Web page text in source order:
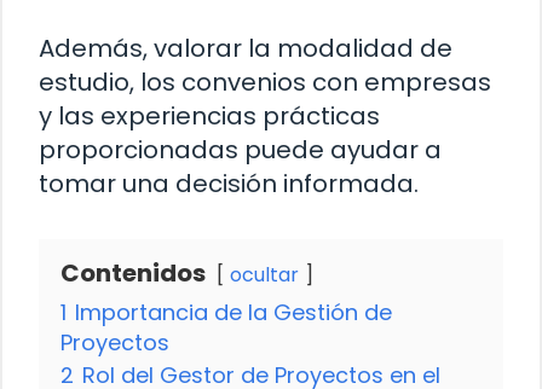
Además, valorar la modalidad de
estudio, los convenios con empresas
y las experiencias prácticas
proporcionadas puede ayudar a
tomar una decisión informada.
Contenidos ocultar
1 Importancia de la Gestión de
Proyectos
2 Rol del Gestor de Proyectos en el